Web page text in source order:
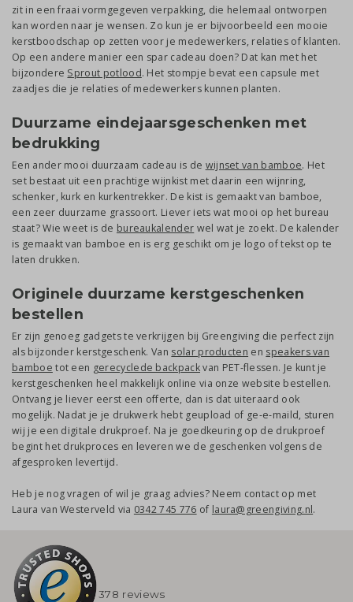
zit in een fraai vormgegeven verpakking, die helemaal ontworpen
kan worden naar je wensen. Zo kun je er bijvoorbeeld een mooie
kerstboodschap op zetten voor je medewerkers, relaties of klanten.
Op een andere manier een spar cadeau doen? Dat kan met het
bijzondere Sprout potlood. Het stompje bevat een capsule met
zaadjes die je relaties of medewerkers kunnen planten.
Duurzame eindejaarsgeschenken met
bedrukking
Een ander mooi duurzaam cadeau is de wijnset van bamboe. Het
set bestaat uit een prachtige wijnkist met daarin een wijnring,
schenker, kurk en kurkentrekker. De kist is gemaakt van bamboe,
een zeer duurzame grassoort. Liever iets wat mooi op het bureau
staat? Wie weet is de bureaukalender wel wat je zoekt. De kalender
is gemaakt van bamboe en is erg geschikt om je logo of tekst op te
laten drukken.
Originele duurzame kerstgeschenken
bestellen
Er zijn genoeg gadgets te verkrijgen bij Greengiving die perfect zijn
als bijzonder kerstgeschenk. Van solar producten en speakers van
bamboe tot een gerecyclede backpackvan PET-flessen. Je kunt je
kerstgeschenken heel makkelijk online via onze website bestellen.
Ontvang je liever eerst een offerte, dan is dat uiteraard ook
mogelijk. Nadat je je drukwerk hebt geupload of ge-e-maild, sturen
wij je een digitale drukproef. Na je goedkeuring op de drukproef
begint het drukproces en leveren we de geschenken volgens de
afgesproken levertijd.
Heb je nog vragen of wil je graag advies? Neem contact op met
Laura van Westerveld via 0342 745 776 of laura@greengiving.nl.
378 reviews